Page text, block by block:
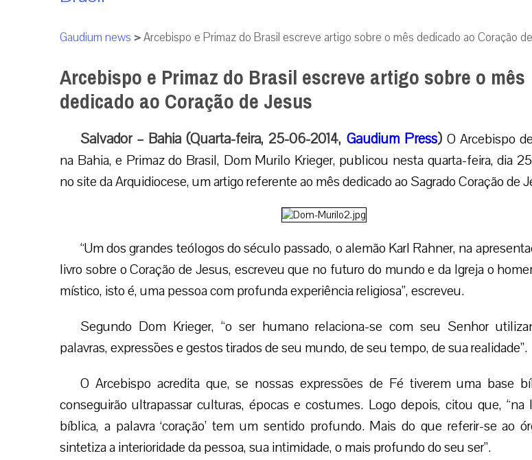
Gaudium news >Arcebispo e Primaz do Brasil escreve artigo sobre o mês dedicado ao Coração
Arcebispo e Primaz do Brasil escreve artigo sobre o mês
dedicado ao Coração de Jesus
Salvador – Bahia (Quarta-feira, 25-06-2014, Gaudium Press) O Arcebispo
na Bahia, e Primaz do Brasil, Dom Murilo Krieger, publicou nesta quarta-feira, dia
no site da Arquidiocese, um artigo referente ao mês dedicado ao Sagrado Coração de
“Um dos grandes teólogos do século passado, o alemão Karl Rahner, na
livro sobre o Coração de Jesus, escreveu que no futuro do mundo e da Igreja o
místico, isto é, uma pessoa com profunda experiência religiosa”, escreveu.
Segundo Dom Krieger, “o ser humano relaciona-se com seu Senhor
palavras, expressões e gestos tirados de seu mundo, de seu tempo, de sua realidade”.
O Arcebispo acredita que, se nossas expressões de Fé tiverem uma base
conseguirão ultrapassar culturas, épocas e costumes. Logo depois, citou que, “na
bíblica, a palavra ‘coração’ tem um sentido profundo. Mais do que referir-se ao
sintetiza a interioridade da pessoa, sua intimidade, o mais profundo do seu ser”.